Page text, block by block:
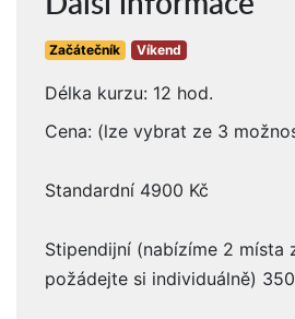
Začátečník Víkend
Délka kurzu: 12 hod.
Cena: (lze vybrat ze 3
Standardní 4900 Kč
Stipendijní (nabízíme 2 místa
požádejte si individuálně)